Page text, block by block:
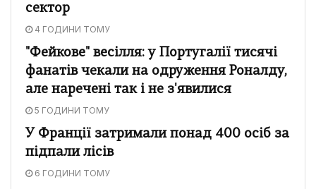
сектор
4 ГОДИНИ ТОМУ
"Фейкове" весілля: у Португалії тисячі
фанатів чекали на одруження Роналду,
але наречені так і не з'явилися
5 ГОДИНИ ТОМУ
У Франції затримали понад 400 осіб за
підпали лісів
6 ГОДИНИ ТОМУ